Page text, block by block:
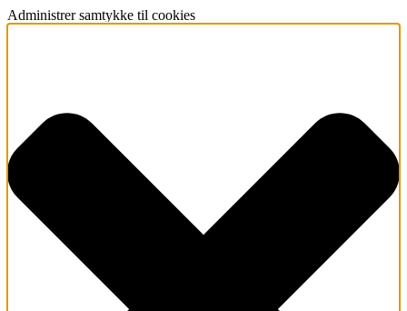
Administrer samtykke til cookies